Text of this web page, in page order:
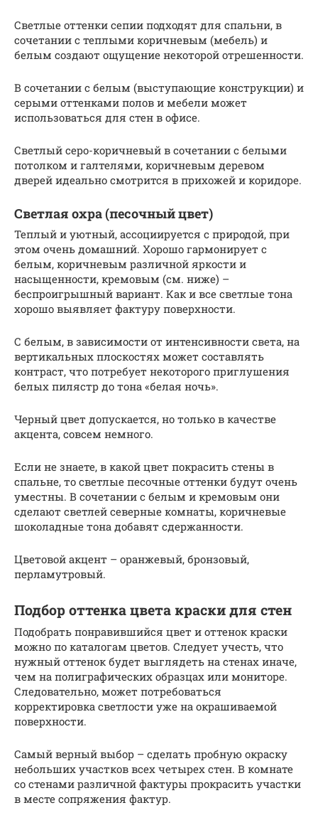
Светлые оттенки сепии подходят для спальни, в
сочетании с теплыми коричневым (мебель) и
белым создают ощущение некоторой отрешенности.
В сочетании с белым (выступающие конструкции) и
серыми оттенками полов и мебели может
использоваться для стен в офисе.
Светлый серо-коричневый в сочетании с белыми
потолком и галтелями, коричневым деревом
дверей идеально смотрится в прихожей и коридоре.
Светлая охра (песочный цвет)
Теплый и уютный, ассоциируется с природой, при
этом очень домашний. Хорошо гармонирует с
белым, коричневым различной яркости и
насыщенности, кремовым (см. ниже) –
беспроигрышный вариант. Как и все светлые тона
хорошо выявляет фактуру поверхности.
С белым, в зависимости от интенсивности света, на
вертикальных плоскостях может составлять
контраст, что потребует некоторого приглушения
белых пилястр до тона «белая ночь».
Черный цвет допускается, но только в качестве
акцента, совсем немного.
Если не знаете, в какой цвет покрасить стены в
спальне, то светлые песочные оттенки будут очень
уместны. В сочетании с белым и кремовым они
сделают светлей северные комнаты, коричневые
шоколадные тона добавят сдержанности.
Цветовой акцент – оранжевый, бронзовый,
перламутровый.
Подбор оттенка цвета краски для стен
Подобрать понравившийся цвет и оттенок краски
можно по каталогам цветов. Следует учесть, что
нужный оттенок будет выглядеть на стенах иначе,
чем на полиграфических образцах или мониторе.
Следовательно, может потребоваться
корректировка светлости уже на окрашиваемой
поверхности.
Самый верный выбор – сделать пробную окраску
небольших участков всех четырех стен. В комнате
со стенами различной фактуры прокрасить участки
в месте сопряжения фактур.